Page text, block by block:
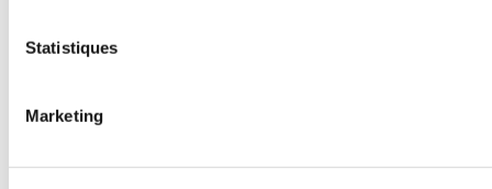
Statistiques
Marketing